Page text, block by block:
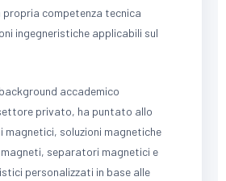
propria competenza tecnica
ingegneristiche applicabili sul
accademico
settore privato, ha puntato allo
magnetici, soluzioni magnetiche
separatori magnetici e
personalizzati in base alle